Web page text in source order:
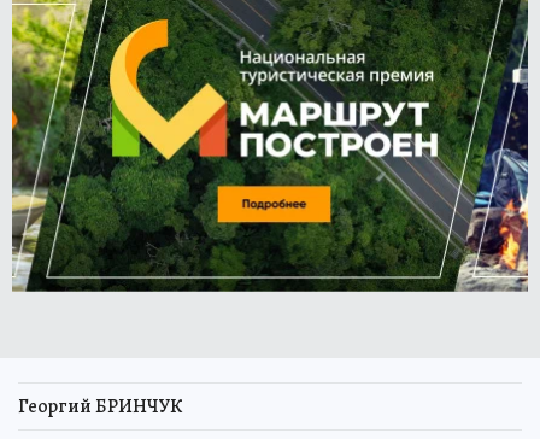
Георгий БРИНЧУК